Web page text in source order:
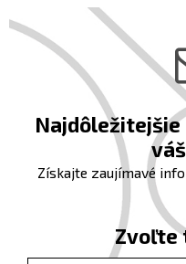
Najdôležitejšie
Získajte zaujímavé
Zvoľte